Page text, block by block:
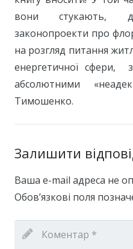
вони стукають,
законопроекти про
на розгляд питання
енергетичної сфери,
абсолютними
Тимошенко.
Залишити
Ваша e-mail адреса не
Обов’язкові поля